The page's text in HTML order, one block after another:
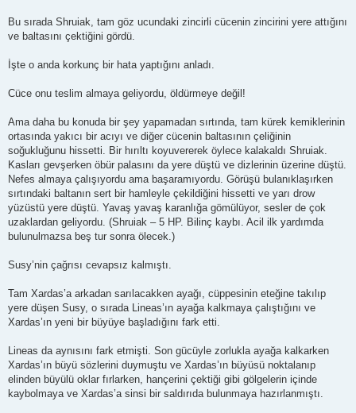
Bu sırada Shruiak, tam göz ucundaki zincirli cücenin zincirini yere attığını
ve baltasını çektiğini gördü.
İşte o anda korkunç bir hata yaptığını anladı.
Cüce onu teslim almaya geliyordu, öldürmeye değil!
Ama daha bu konuda bir şey yapamadan sırtında, tam kürek kemiklerinin
ortasında yakıcı bir acıyı ve diğer cücenin baltasının çeliğinin
soğukluğunu hissetti. Bir hırıltı koyuvererek öylece kalakaldı Shruiak.
Kasları gevşerken öbür palasını da yere düştü ve dizlerinin üzerine düştü.
Nefes almaya çalışıyordu ama başaramıyordu. Görüşü bulanıklaşırken
sırtındaki baltanın sert bir hamleyle çekildiğini hissetti ve yarı drow
yüzüstü yere düştü. Yavaş yavaş karanlığa gömülüyor, sesler de çok
uzaklardan geliyordu. (Shruiak – 5 HP. Bilinç kaybı. Acil ilk yardımda
bulunulmazsa beş tur sonra ölecek.)
Susy’nin çağrısı cevapsız kalmıştı.
Tam Xardas’a arkadan sarılacakken ayağı, cüppesinin eteğine takılıp
yere düşen Susy, o sırada Lineas’ın ayağa kalkmaya çalıştığını ve
Xardas’ın yeni bir büyüye başladığını fark etti.
Lineas da aynısını fark etmişti. Son gücüyle zorlukla ayağa kalkarken
Xardas’ın büyü sözlerini duymuştu ve Xardas’ın büyüsü noktalanıp
elinden büyülü oklar fırlarken, hançerini çektiği gibi gölgelerin içinde
kaybolmaya ve Xardas’a sinsi bir saldırıda bulunmaya hazırlanmıştı.